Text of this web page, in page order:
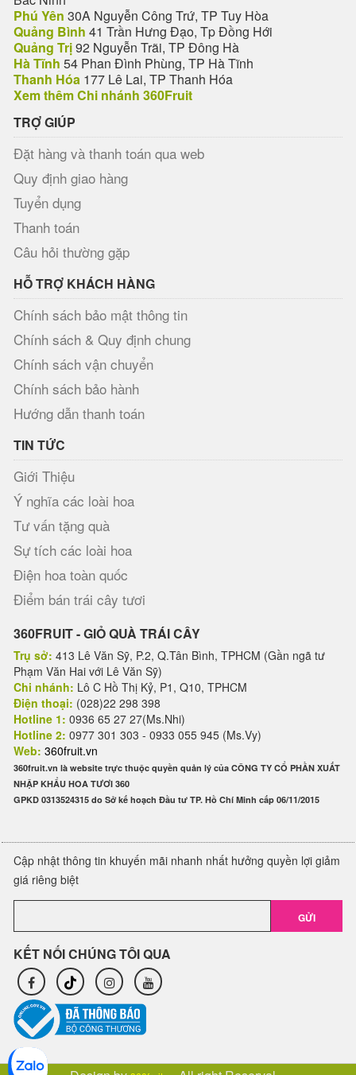
Phú Yên 30A Nguyễn Công Trứ, TP Tuy Hòa
Quảng Bình 41 Trần Hưng Đạo, Tp Đồng Hới
Quảng Trị92 Nguyễn Trãi, TP Đông Hà
Hà Tĩnh 54 Phan Đình Phùng, TP Hà Tĩnh
Thanh Hóa 177 Lê Lai, TP Thanh Hóa
Xem thêm Chi nhánh 360Fruit
TRỢ GIÚP
Đặt hàng và thanh toán qua web
Quy định giao hàng
Tuyển dụng
Thanh toán
Câu hỏi thường gặp
HỖ TRỢ KHÁCH HÀNG
Chính sách bảo mật thông tin
Chính sách & Quy định chung
Chính sách vận chuyển
Chính sách bảo hành
Hướng dẫn thanh toán
TIN TỨC
Giới Thiệu
Ý nghĩa các loài hoa
Tư vấn tặng quà
Sự tích các loài hoa
Điện hoa toàn quốc
Điểm bán trái cây tươi
360FRUIT - GIỎ QUÀ TRÁI CÂY
Trụ sở: 413 Lê Văn Sỹ, P.2, Q.Tân Bình, TPHCM (Gần ngã tư
Phạm Văn Hai với Lê Văn Sỹ)
Chi nhánh: Lô C Hồ Thị Kỷ, P1, Q10, TPHCM
Điện thoại: (028)22 298 398
Hotline 1: 0936 65 27 27(Ms.Nhi)
Hotline 2: 0977 301 303 - 0933 055 945 (Ms.Vy)
Web: 360fruit.vn
360fruit.vn là website trực thuộc quyền quản lý của CÔNG TY CỔ PHẦN XUẤT
NHẬP KHẨU HOA TƯƠI 360
GPKD 0313524315 do Sở kế hoạch Đầu tư TP. Hồ Chí Minh cấp 06/11/2015
Cập nhật thông tin khuyến mãi nhanh nhất hưởng quyền lợi giảm
giá riêng biệt
GỬI
KẾT NỐI CHÚNG TÔI QUA